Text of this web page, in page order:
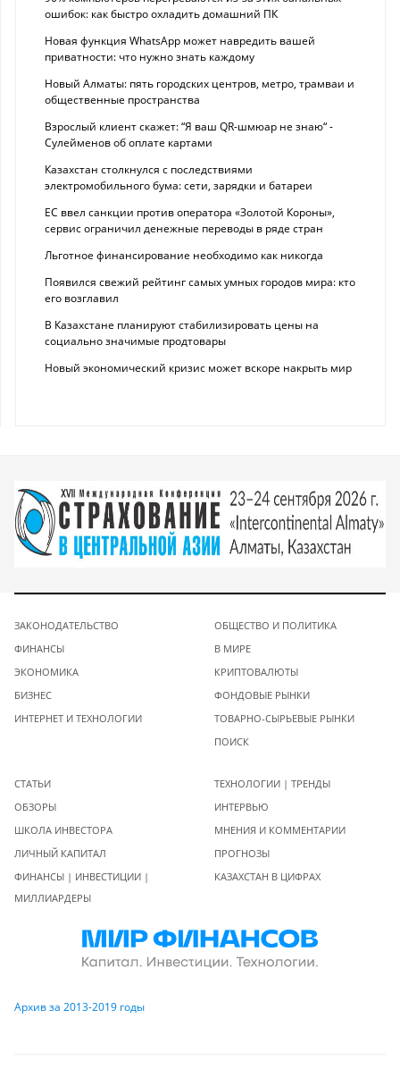
ошибок: как быстро охладить домашний ПК
Новая функция WhatsApp может навредить вашей
приватности: что нужно знать каждому
Новый Алматы: пять городских центров, метро, трамваи и
общественные пространства
Взрослый клиент скажет: “Я ваш QR-шмюар не знаю“ -
Сулейменов об оплате картами
Казахстан столкнулся с последствиями
электромобильного бума: сети, зарядки и батареи
ЕС ввел санкции против оператора «Золотой Короны»,
сервис ограничил денежные переводы в ряде стран
Льготное финансирование необходимо как никогда
Появился свежий рейтинг самых умных городов мира: кто
его возглавил
В Казахстане планируют стабилизировать цены на
социально значимые продтовары
Новый экономический кризис может вскоре накрыть мир
ЗАКОНОДАТЕЛЬСТВО
ФИНАНСЫ
ЭКОНОМИКА
БИЗНЕС
ИНТЕРНЕТ И ТЕХНОЛОГИИ
ОБЩЕСТВО И ПОЛИТИКА
В МИРЕ
КРИПТОВАЛЮТЫ
ФОНДОВЫЕ РЫНКИ
ТОВАРНО-СЫРЬЕВЫЕ РЫНКИ
ПОИСК
СТАТЬИ
ОБЗОРЫ
ШКОЛА ИНВЕСТОРА
ЛИЧНЫЙ КАПИТАЛ
ФИНАНСЫ | ИНВЕСТИЦИИ |
МИЛЛИАРДЕРЫ
ТЕХНОЛОГИИ | ТРЕНДЫ
ИНТЕРВЬЮ
МНЕНИЯ И КОММЕНТАРИИ
ПРОГНОЗЫ
КАЗАХСТАН В ЦИФРАХ
Архив за 2013-2019 годы